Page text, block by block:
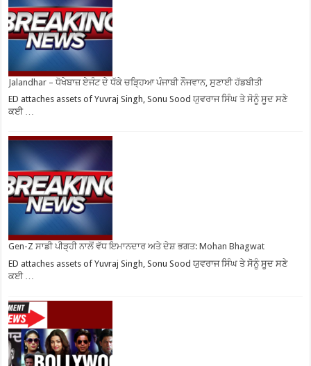
Jalandhar – ਧੋਖੇਬਾਜ਼ ਏਜੰਟ ਦੇ ਧੱਕੇ ਚੜ੍ਹਿਆ ਪੰਜਾਬੀ ਨੌਜਵਾਨ, ਸੁਣਾਈ ਹੱਡਬੀਤੀ
ED attaches assets of Yuvraj Singh, Sonu Sood ਯੁਵਰਾਜ ਸਿੰਘ ਤੇ ਸੋਨੂੰ ਸੂਦ ਸਣੇ
ਕਈ …
Gen-Z ਸਾਡੀ ਪੀੜ੍ਹੀ ਨਾਲੋਂ ਵੱਧ ਇਮਾਨਦਾਰ ਅਤੇ ਦੇਸ਼ ਭਗਤ: Mohan Bhagwat
ED attaches assets of Yuvraj Singh, Sonu Sood ਯੁਵਰਾਜ ਸਿੰਘ ਤੇ ਸੋਨੂੰ ਸੂਦ ਸਣੇ
ਕਈ …